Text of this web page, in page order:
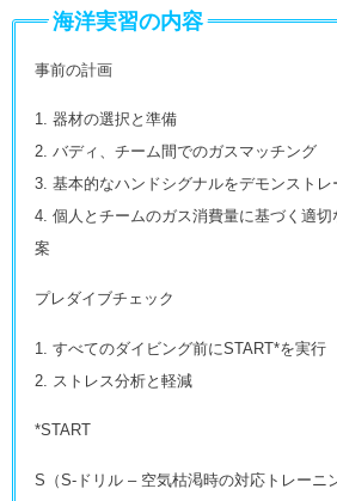
海洋実習の内容
事前の計画
1. 器材の選択と準備
2. バディ、チーム間でのガスマッチング
3. 基本的なハンドシグナルをデモンストレ
4. 個人とチームのガス消費量に基づく適
案
プレダイブチェック
1. すべてのダイビング前にSTART*を実行
2. ストレス分析と軽減
*START
S（S-ドリル – 空気枯渇時の対応トレーニ